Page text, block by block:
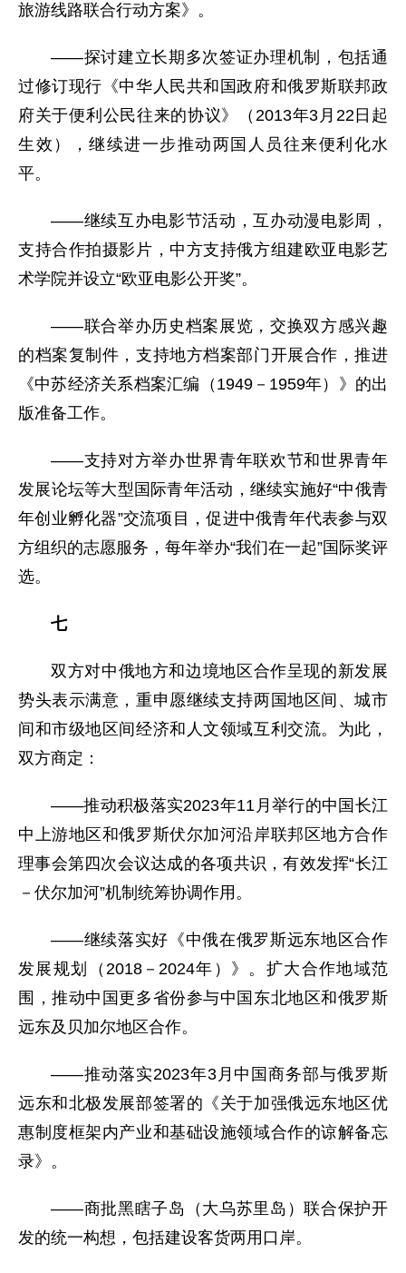
旅游线路联合行动方案》。
——探讨建立长期多次签证办理机制，包括通
过修订现行《中华人民共和国政府和俄罗斯联邦政
府关于便利公民往来的协议》（2013年3月22日起
生效），继续进一步推动两国人员往来便利化水
平。
——继续互办电影节活动，互办动漫电影周，
支持合作拍摄影片，中方支持俄方组建欧亚电影艺
术学院并设立“欧亚电影公开奖”。
——联合举办历史档案展览，交换双方感兴趣
的档案复制件，支持地方档案部门开展合作，推进
《中苏经济关系档案汇编（1949－1959年）》的出
版准备工作。
——支持对方举办世界青年联欢节和世界青年
发展论坛等大型国际青年活动，继续实施好“中俄青
年创业孵化器”交流项目，促进中俄青年代表参与双
方组织的志愿服务，每年举办“我们在一起”国际奖评
选。
七
双方对中俄地方和边境地区合作呈现的新发展
势头表示满意，重申愿继续支持两国地区间、城市
间和市级地区间经济和人文领域互利交流。为此，
双方商定：
——推动积极落实2023年11月举行的中国长江
中上游地区和俄罗斯伏尔加河沿岸联邦区地方合作
理事会第四次会议达成的各项共识，有效发挥“长江
－伏尔加河”机制统筹协调作用。
——继续落实好《中俄在俄罗斯远东地区合作
发展规划（2018－2024年）》。扩大合作地域范
围，推动中国更多省份参与中国东北地区和俄罗斯
远东及贝加尔地区合作。
——推动落实2023年3月中国商务部与俄罗斯
远东和北极发展部签署的《关于加强俄远东地区优
惠制度框架内产业和基础设施领域合作的谅解备忘
录》。
——商批黑瞎子岛（大乌苏里岛）联合保护开
发的统一构想，包括建设客货两用口岸。